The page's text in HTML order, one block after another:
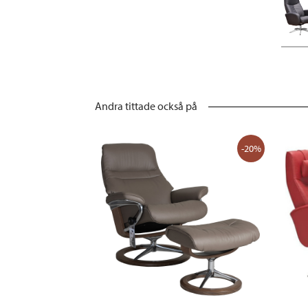
Andra tittade också på
-20%